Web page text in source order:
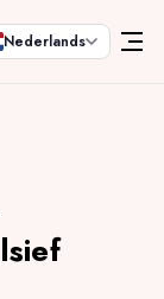
Nederlands